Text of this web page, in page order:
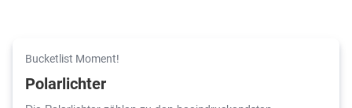
Bucketlist Moment!
Polarlichter